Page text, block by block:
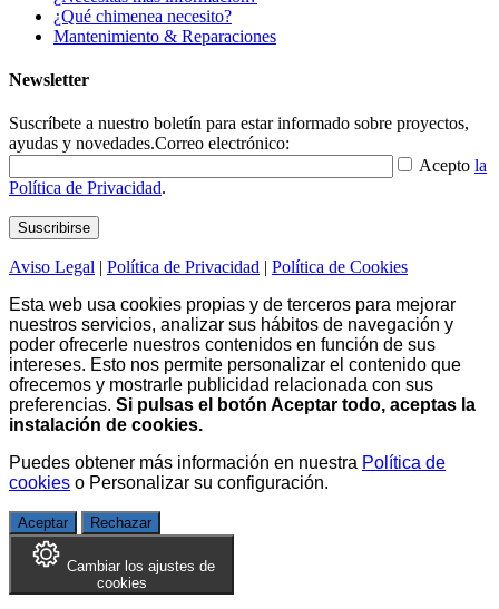
¿Qué chimenea necesito?
Mantenimiento & Reparaciones
Newsletter
Suscríbete a nuestro boletín para estar informado sobre proyectos,
ayudas y novedades.Correo electrónico:
Acepto la
Política de Privacidad.
Aviso Legal | Política de Privacidad | Política de Cookies
Esta web usa cookies propias y de terceros para mejorar
nuestros servicios, analizar sus hábitos de navegación y
poder ofrecerle nuestros contenidos en función de sus
intereses. Esto nos permite personalizar el contenido que
ofrecemos y mostrarle publicidad relacionada con sus
preferencias. Si pulsas el botón Aceptar todo, aceptas la
instalación de cookies.
Puedes obtener más información en nuestra Política de
cookies o Personalizar su configuración.
Aceptar Rechazar
Cambiar los ajustes de
cookies